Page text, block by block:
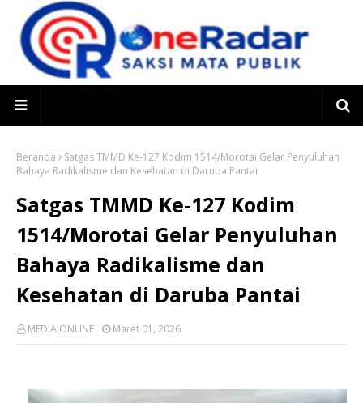
Beranda
Satgas TMMD Ke-127 Kodim 1514/Morotai Gelar Penyuluhan
Bahaya Radikalisme dan Kesehatan di Daruba Pantai
Satgas TMMD Ke-127 Kodim
1514/Morotai Gelar Penyuluhan
Bahaya Radikalisme dan
Kesehatan di Daruba Pantai
MEDIA ONLINE Maret 01, 2026